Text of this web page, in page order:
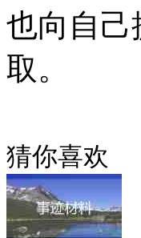
也向自己
取。
猜你喜欢